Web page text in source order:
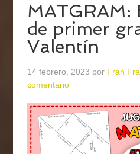
MATGRAM:
de primer
Valentín
14 febrero, 2023 por Fran
comentario